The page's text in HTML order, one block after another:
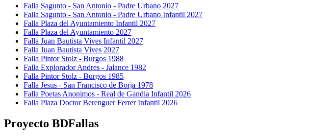
Falla Sagunto - San Antonio - Padre Urbano 2027
Falla Sagunto - San Antonio - Padre Urbano Infantil 2027
Falla Plaza del Ayuntamiento Infantil 2027
Falla Plaza del Ayuntamiento 2027
Falla Juan Bautista Vives Infantil 2027
Falla Juan Bautista Vives 2027
Falla Pintor Stolz - Burgos 1988
Falla Explorador Andres - Jalance 1982
Falla Pintor Stolz - Burgos 1985
Falla Jesus - San Francisco de Borja 1978
Falla Poetas Anonimos - Real de Gandia Infantil 2026
Falla Plaza Doctor Berenguer Ferrer Infantil 2026
Proyecto BDFallas